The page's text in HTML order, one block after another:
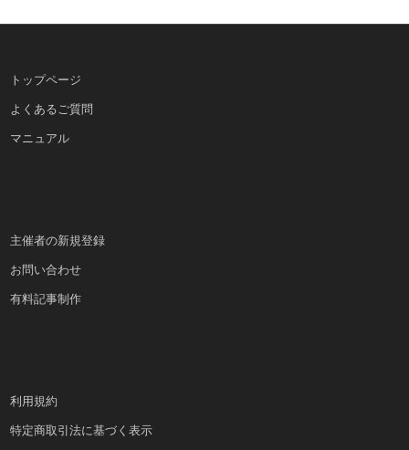
トップページ
よくあるご質問
マニュアル
主催者の新規登録
お問い合わせ
有料記事制作
利用規約
特定商取引法に基づく表示